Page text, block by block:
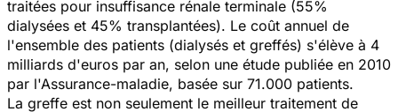
traitées pour insuffisance rénale terminale (55%
dialysées et 45% transplantées). Le coût annuel de
l'ensemble des patients (dialysés et greffés) s'élève à 4
milliards d'euros par an, selon une étude publiée en 2010
par l'Assurance-maladie, basée sur 71.000 patients.
La greffe est non seulement le meilleur traitement de